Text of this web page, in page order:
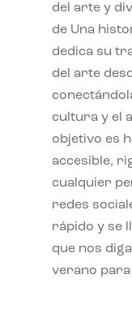
del arte y
de Una
dedica su
del arte
cultura y el
objetivo es
accesible,
cualquier
redes
rápido y se
que nos
verano para